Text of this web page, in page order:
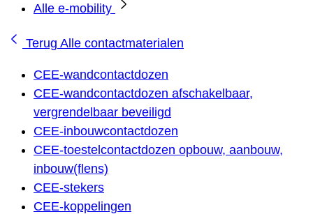
Alle e-mobility
Terug Alle contactmaterialen
CEE-wandcontactdozen
CEE-wandcontactdozen afschakelbaar,
vergrendelbaar beveiligd
CEE-inbouwcontactdozen
CEE-toestelcontactdozen opbouw, aanbouw,
inbouw(flens)
CEE-stekers
CEE-koppelingen